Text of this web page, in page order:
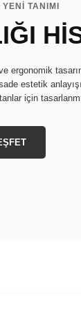
TANIMI
ergonomik
estetik
için